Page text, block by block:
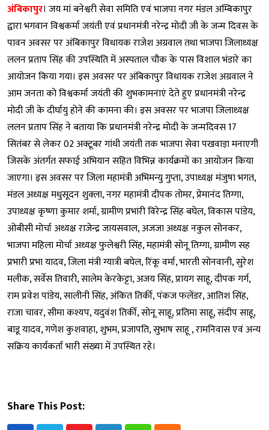
अंबिकापुर। जय मां बनेश्वरी सेवा समिति एवं भाजपा नगर मंडल अम्बिकापुर
द्वारा भगवान विश्वकर्मा जयंती एवं प्रधानमंत्री नरेन्द्र मोदी जी के जन्म दिवस के
पावन अवसर पर अंबिकापुर विधायक राजेश अग्रवाल तथा भाजपा जिलाध्यक्ष
ललन प्रताप सिंह की उपस्थिति में अस्पताल चौक के पास विशाल भंडारे का
आयोजन किया गया। इस अवसर पर अंबिकापुर विधायक राजेश अग्रवाल ने
आम जनता को विश्वकर्मा जयंती की शुभकामनाएं देते हुए प्रधानमंत्री नरेन्द्र
मोदी जी के दीर्घायु होने की कामना की। इस अवसर पर भाजपा जिलाध्यक्ष
ललन प्रताप सिंह ने बताया कि प्रधानमंत्री नरेन्द्र मोदी के जन्मदिवस 17
सितंबर से लेकर 02 अक्टूबर गांधी जयंती तक भाजपा सेवा पखवाड़ा मनाएगी
जिसके अंतर्गत सफाई अभियान सहित विभिन्न कार्यक्रमों का आयोजन किया
जाएगा। इस अवसर पर जिला महामंत्री अभिमन्यु गुप्ता, उपाध्यक्ष मंजुषा भगत,
मंडल अध्यक्ष मधुसूदन शुक्ला, नगर महामंत्री दीपक तोमर, प्रेमानंद तिग्गा,
उपाध्यक्ष कृष्णा कुमार शर्मा, ग्रामीण प्रभारी विरेन्द्र सिंह बघेल, विकास पांडेय,
ओबीसी मोर्चा अध्यक्ष राजेन्द्र जायसवाल, अजजा अध्यक्ष नकुल सोनकर,
भाजपा महिला मोर्चा अध्यक्ष फुलेश्वरी सिंह, महामंत्री सोनू तिग्गा, ग्रामीण सह
प्रभारी प्रभा यादव, जिला मंत्री ग्यात्री बघेल, रिंकू वर्मा, भारती सोनवानी, सुरेश
मलीक, सर्वेस तिवारी, सालेम केरकेट्टा, अजय सिंह, प्रायग साहू, दीपक गर्ग,
राम प्रवेश पांडेय, सालीनी सिंह, अंकित तिर्की, पंकज फलेंडर, आतिश सिंह,
राजा चावर, सीमा कश्यप, यदुवंश तिर्की, सोनू साहू, प्रतिमा साहू, संदीप साहू,
बाडू यादव, गणेश कुशवाहा, शुभम, प्रजापति, सुभाष साहू , रामनिवास एवं अन्य
सक्रिय कार्यकर्ता भारी संख्या में उपस्थित रहे।
Share This Post: